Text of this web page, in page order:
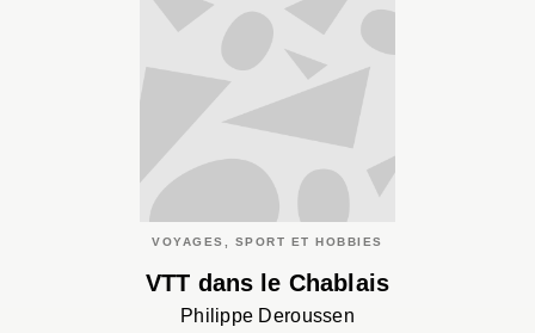
VOYAGES, SPORT ET HOBBIES
VTT dans le Chablais
Philippe Deroussen